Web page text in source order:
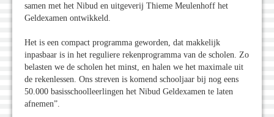
samen met het Nibud en uitgeverij Thieme Meulenhoff het
Geldexamen ontwikkeld.
Het is een compact programma geworden, dat makkelijk
inpasbaar is in het reguliere rekenprogramma van de scholen. Zo
belasten we de scholen het minst, en halen we het maximale uit
de rekenlessen. Ons streven is komend schooljaar bij nog eens
50.000 basisschoolleerlingen het Nibud Geldexamen te laten
afnemen”.